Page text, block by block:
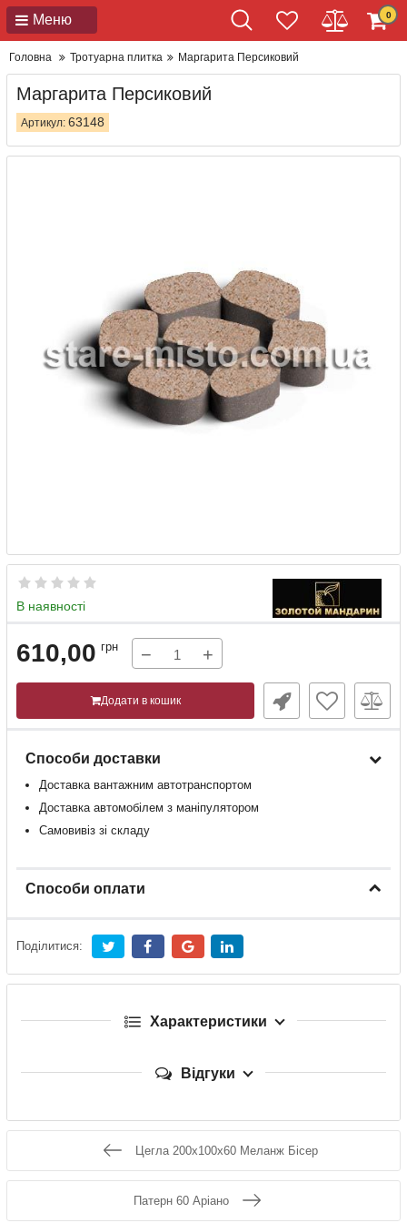
Меню 0
Головна Тротуарна плитка Маргарита Персиковий
Маргарита Персиковий
Артикул: 63148
В наявності
610,00 грн − +
Додати в кошик
Способи доставки
Доставка вантажним автотранспортом
Доставка автомобілем з маніпулятором
Самовивіз зі складу
Способи оплати
Поділитися:
Характеристики
Відгуки
Цегла 200x100x60 Меланж Бісер
Патерн 60 Аріано